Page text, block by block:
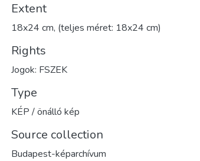
Extent
18x24 cm, (teljes méret: 18x24 cm)
Rights
Jogok: FSZEK
Type
KÉP / önálló kép
Source collection
Budapest-képarchívum